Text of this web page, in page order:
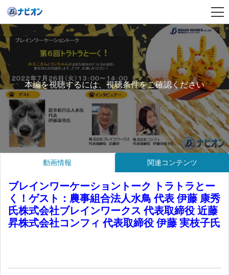
本編を視聴するには、視聴条件をご確認ください
動画情報 関連コンテンツ
ブレインワーケーショントーク トラトラとー
く！ゲスト：農事組合法人水鳥 代表 伊藤 康秀
氏株式会社ブレインワークス 代表取締役 近藤
昇株式会社コンフィ 代表取締役 伊藤 実枝子氏